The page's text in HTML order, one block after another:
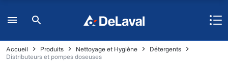
Accueil Produits Nettoyage et Hygiène
Détergents
Distributeurs et pompes doseuses